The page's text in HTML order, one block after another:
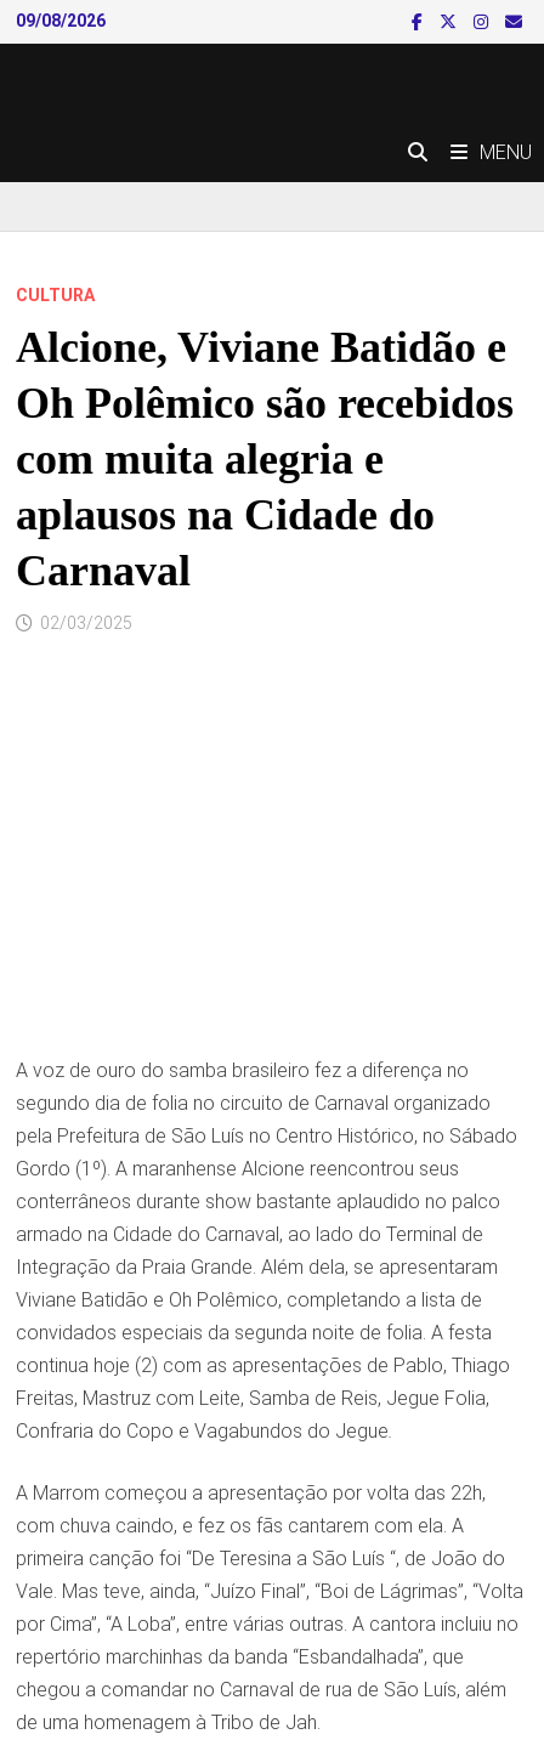
Skip
to
09/08/2026
MENU
CULTURA
Alcione, Viviane Batidão e
Oh Polêmico são recebidos
com muita alegria e
aplausos na Cidade do
Carnaval
02/03/2025
A voz de ouro do samba brasileiro fez a diferença no
segundo dia de folia no circuito de Carnaval organizado
pela Prefeitura de São Luís no Centro Histórico, no Sábado
Gordo (1º). A maranhense Alcione reencontrou seus
conterrâneos durante show bastante aplaudido no palco
armado na Cidade do Carnaval, ao lado do Terminal de
Integração da Praia Grande. Além dela, se apresentaram
Viviane Batidão e Oh Polêmico, completando a lista de
convidados especiais da segunda noite de folia. A festa
continua hoje (2) com as apresentações de Pablo, Thiago
Freitas, Mastruz com Leite, Samba de Reis, Jegue Folia,
Confraria do Copo e Vagabundos do Jegue.
A Marrom começou a apresentação por volta das 22h,
com chuva caindo, e fez os fãs cantarem com ela. A
primeira canção foi “De Teresina a São Luís “, de João do
Vale. Mas teve, ainda, “Juízo Final”, “Boi de Lágrimas”, “Volta
por Cima”, “A Loba”, entre várias outras. A cantora incluiu no
repertório marchinhas da banda “Esbandalhada”, que
chegou a comandar no Carnaval de rua de São Luís, além
de uma homenagem à Tribo de Jah.